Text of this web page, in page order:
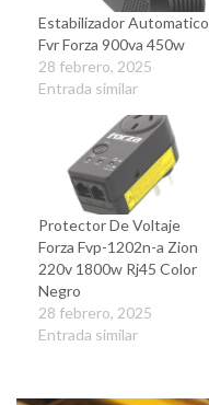
Estabilizador Automatico
Fvr Forza 900va 450w
28 febrero, 2025
Entrada similar
Protector De Voltaje
Forza Fvp-1202n-a Zion
220v 1800w Rj45 Color
Negro
28 febrero, 2025
Entrada similar